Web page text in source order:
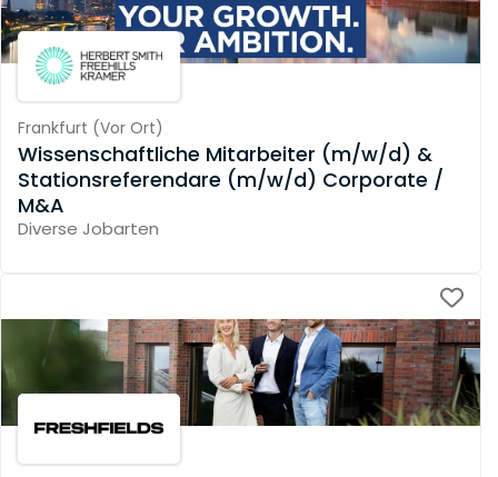
Frankfurt (Vor Ort)
Wissenschaftliche Mitarbeiter (m/w/d) &
Stationsreferendare (m/w/d) Corporate /
M&A
Diverse Jobarten